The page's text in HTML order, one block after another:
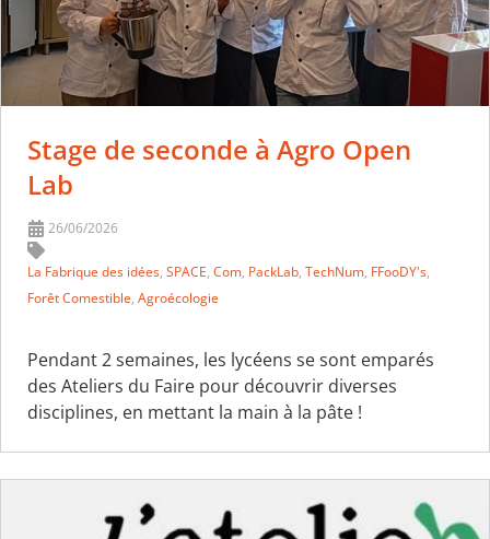
Stage de seconde à Agro Open
Lab
26/06/2026
La Fabrique des idées, SPACE, Com, PackLab, TechNum, FFooDY's,
Forêt Comestible, Agroécologie
Pendant 2 semaines, les lycéens se sont emparés
des Ateliers du Faire pour découvrir diverses
disciplines, en mettant la main à la pâte !